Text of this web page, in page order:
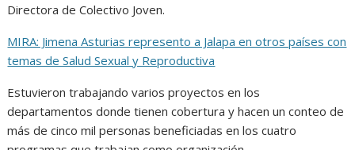
Directora de Colectivo Joven.
MIRA: Jimena Asturias represento a Jalapa en otros países con
temas de Salud Sexual y Reproductiva
Estuvieron trabajando varios proyectos en los
departamentos donde tienen cobertura y hacen un conteo de
más de cinco mil personas beneficiadas en los cuatro